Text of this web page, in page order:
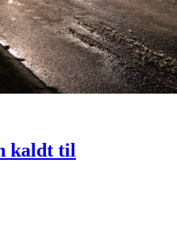
kaldt til